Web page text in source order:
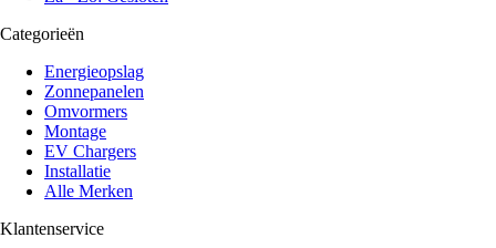
Categorieën
Energieopslag
Zonnepanelen
Omvormers
Montage
EV Chargers
Installatie
Alle Merken
Klantenservice